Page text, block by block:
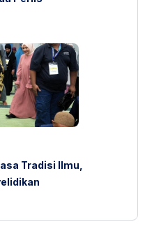
Tradisi Ilmu,